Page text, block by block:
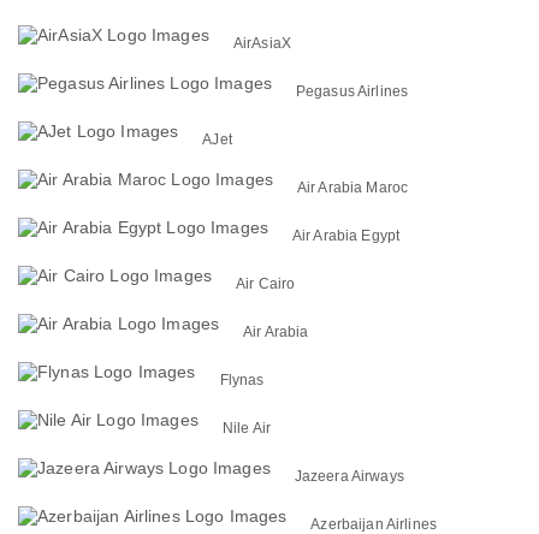
AirAsiaX
Pegasus Airlines
AJet
Air Arabia Maroc
Air Arabia Egypt
Air Cairo
Air Arabia
Flynas
Nile Air
Jazeera Airways
Azerbaijan Airlines